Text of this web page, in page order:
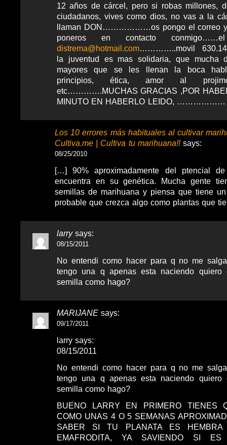
12 años de cárcel, pero si robas millones,
ciudadanos, vives como dios, no vas a la
llaman DON………………os pongo el correo
poneros en contacto
distrema@hotmail.com…………..movil
la juventud es mas solidaria, que mucha
mayores que se les llenan la boca
principios, ética, amor al
etc………….MUCHAS GRACIAS ,POR
MINUTO EN HABERLO LEIDO, ………………
Los 10 errores más habituales al cultivar
Cultiva.me | Cultiva tu marihuana!!says:
08/25/2010
[…] 90% aproximadamente del ptencial
encuentra en su genética. Mucha gente
semillas de marihuana y piensa que tiene
probable que crezca algo como plantas que
larrysays:
08/15/2011
No entendi como hacer para q no me
tengo una q apenas esta naciendo
semilla como hago?
MARIJANE says:
09/17/2011
larry says:
08/15/2011
No entendi como hacer para q no me
tengo una q apenas esta naciendo
semilla como hago?
BUENO LARRY EN PRIMERO TIENES
COMO UNAS 4 O 5 SEMANAS
SABER SI TU PLANATA ES
EMAFRODITA, YA SAVIENDO SI